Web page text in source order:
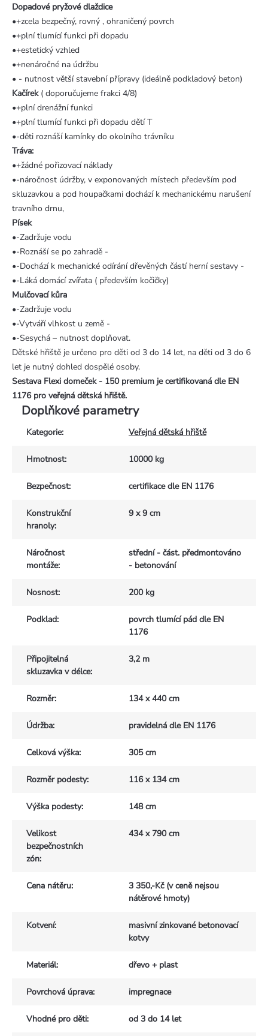
Dopadové pryžové dlaždice
•+zcela bezpečný, rovný , ohraničený povrch
•+plní tlumící funkci při dopadu
•+estetický vzhled
•+nenáročné na údržbu
• - nutnost větší stavební přípravy (ideálně podkladový beton)
Kačírek( doporučujeme frakci 4/8)
•+plní drenážní funkci
•+plní tlumící funkci při dopadu dětí T
•-děti roznáší kamínky do okolního trávníku
Tráva:
•+žádné pořizovací náklady
•-náročnost údržby, v exponovaných místech především pod
skluzavkou a pod houpačkami dochází k mechanickému narušení
travního drnu,
Písek
•-Zadržuje vodu
•-Roznáší se po zahradě -
•-Dochází k mechanické odírání dřevěných částí herní sestavy -
•-Láká domácí zvířata ( především kočičky)
Mulčovací kůra
•-Zadržuje vodu
•-Vytváří vlhkost u země -
•-Sesychá – nutnost doplňovat.
Dětské hřiště je určeno pro děti od 3 do 14 let, na děti od 3 do 6
let je nutný dohled dospělé osoby.
Sestava Flexi domeček - 150 premium je certifikovaná dle EN
1176 pro veřejná dětská hřiště.
Doplňkové parametry
Kategorie: Veřejná dětská hřiště
Hmotnost: 10000 kg
Bezpečnost: certifikace dle EN 1176
Konstrukční
hranoly:
9 x 9 cm
Náročnost
montáže:
střední - část. předmontováno
- betonování
Nosnost: 200 kg
Podklad:
povrch tlumící pád dle EN
1176
Připojitelná
skluzavka v délce:
3,2 m
Rozměr: 134 x 440 cm
Údržba: pravidelná dle EN 1176
Celková výška: 305 cm
Rozměr podesty: 116 x 134 cm
Výška podesty: 148 cm
Velikost
bezpečnostních
zón:
434 x 790 cm
Cena nátěru:
3 350,-Kč (v ceně nejsou
nátěrové hmoty)
Kotvení:
masivní zinkované betonovací
kotvy
Materiál: dřevo + plast
Povrchová úprava: impregnace
Vhodné pro děti: od 3 do 14 let